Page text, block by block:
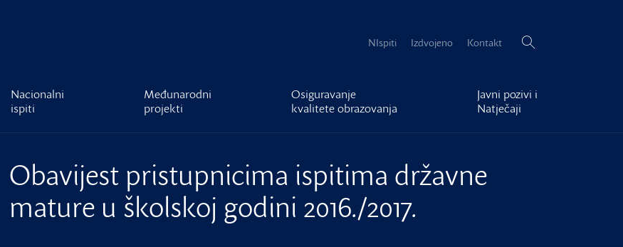
NIspiti Izdvojeno Kontakt Pretraži:
Nacionalni
ispiti
Međunarodni
projekti
Osiguravanje
kvalitete obrazovanja
Javni pozivi i
Natječaji
Obavijest pristupnicima ispitima državne
mature u školskoj godini 2016./2017.